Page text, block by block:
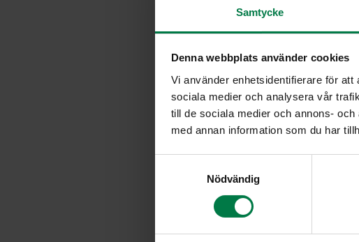
Samtycke
Denna webbplats använder cookies
Vi använder enhetsidentifierare för
sociala medier och analysera vår
till de sociala medier och annons-
med annan information som du har
Nödvändig